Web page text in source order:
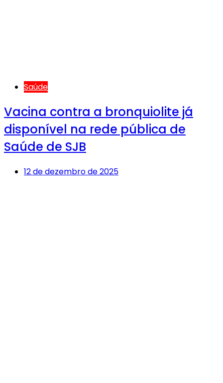
Saúde
Vacina contra a bronquiolite já
disponível na rede pública de
Saúde de SJB
12 de dezembro de 2025